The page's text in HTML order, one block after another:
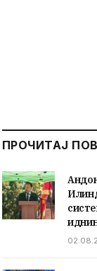
ПРОЧИТАЈ